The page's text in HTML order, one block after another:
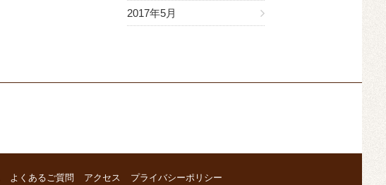
2017年5月
よくあるご質問 アクセス プライバシーポリシー